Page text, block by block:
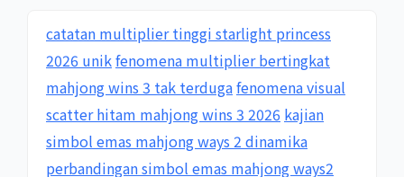
catatan multiplier tinggi starlight princess
2026 unikfenomena multiplier bertingkat
mahjong wins 3 tak terdugafenomena visual
scatter hitam mahjong wins 3 2026 kajian
simbol emas mahjong ways 2 dinamika
perbandingan simbol emas mahjong ways2